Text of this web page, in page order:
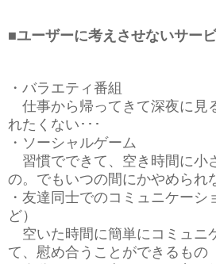
■ユーザーに考えさせないサー
・バラエティ番組
仕事から帰ってきて深夜に見
れたくない･･･
・ソーシャルゲーム
習慣でできて、空き時間に小
の。でもいつの間にかやめられ
・友達同士でのコミュニケーシ
ど）
空いた時間に簡単にコミュニ
て、慰め合うことができるもの